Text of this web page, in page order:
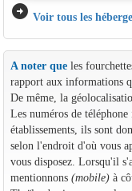
arrow_circle_right Voir tous les
A noter queles
rapport aux informations
De même, la
Les numéros de
établissements, ils sont
selon l'endroit d'où vous
vous disposez. Lorsqu'il
mentionnons (mobile)à